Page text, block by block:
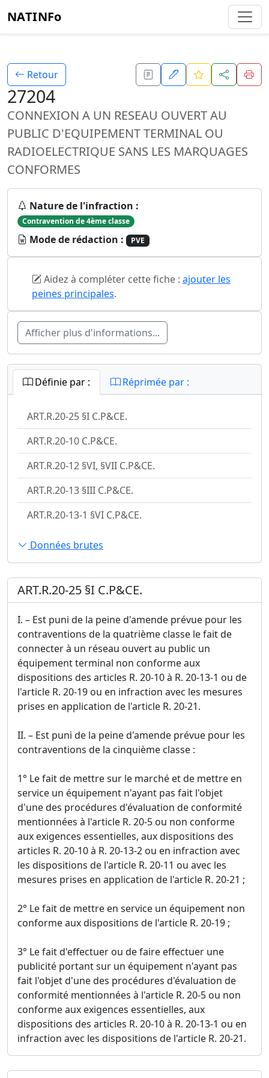
NATINFo
Retour
27204
CONNEXION A UN RESEAU OUVERT AU
PUBLIC D'EQUIPEMENT TERMINAL OU
RADIOELECTRIQUE SANS LES MARQUAGES
CONFORMES
Nature de l'infraction :
Contravention de 4ème classe
Mode de rédaction : PVE
Aidez à compléter cette fiche : ajouter les
peines principales.
Afficher plus d'informations...
Définie par : Réprimée par :
ART.R.20-25 §I C.P&CE.
ART.R.20-10 C.P&CE.
ART.R.20-12 §VI, §VII C.P&CE.
ART.R.20-13 §III C.P&CE.
ART.R.20-13-1 §VI C.P&CE.
Données brutes
ART.R.20-25 §I C.P&CE.
I. – Est puni de la peine d'amende prévue pour les
contraventions de la quatrième classe le fait de
connecter à un réseau ouvert au public un
équipement terminal non conforme aux
dispositions des articles R. 20-10 à R. 20-13-1 ou de
l'article R. 20-19 ou en infraction avec les mesures
prises en application de l'article R. 20-21.
II. – Est puni de la peine d'amende prévue pour les
contraventions de la cinquième classe :
1° Le fait de mettre sur le marché et de mettre en
service un équipement n'ayant pas fait l'objet
d'une des procédures d'évaluation de conformité
mentionnées à l'article R. 20-5 ou non conforme
aux exigences essentielles, aux dispositions des
articles R. 20-10 à R. 20-13-2 ou en infraction avec
les dispositions de l'article R. 20-11 ou avec les
mesures prises en application de l'article R. 20-21 ;
2° Le fait de mettre en service un équipement non
conforme aux dispositions de l'article R. 20-19 ;
3° Le fait d'effectuer ou de faire effectuer une
publicité portant sur un équipement n'ayant pas
fait l'objet d'une des procédures d'évaluation de
conformité mentionnées à l'article R. 20-5 ou non
conforme aux exigences essentielles, aux
dispositions des articles R. 20-10 à R. 20-13-1 ou en
infraction avec les dispositions de l'article R. 20-21.